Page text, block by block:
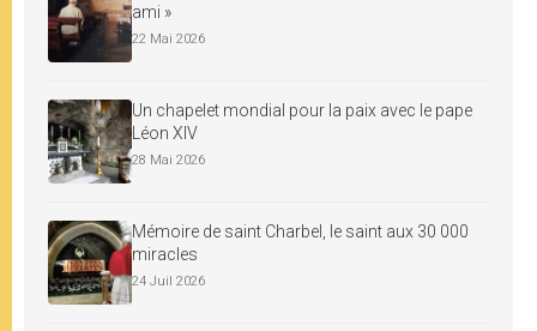
ami »
22 Mai 2026
Un chapelet mondial pour la paix avec le pape
Léon XIV
28 Mai 2026
Mémoire de saint Charbel, le saint aux 30 000
miracles
24 Juil 2026